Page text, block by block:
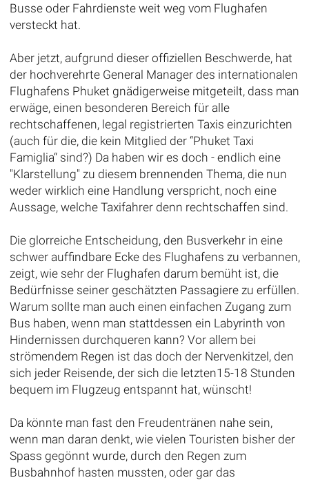
Busse oder Fahrdienste weit weg vom Flughafen
versteckt hat.
Aber jetzt, aufgrund dieser offiziellen Beschwerde, hat
der hochverehrte General Manager des internationalen
Flughafens Phuket gnädigerweise mitgeteilt, dass man
erwäge, einen besonderen Bereich für alle
rechtschaffenen, legal registrierten Taxis einzurichten
(auch für die, die kein Mitglied der “Phuket Taxi
Famiglia“ sind?) Da haben wir es doch - endlich eine
"Klarstellung" zu diesem brennenden Thema, die nun
weder wirklich eine Handlung verspricht, noch eine
Aussage, welche Taxifahrer denn rechtschaffen sind.
Die glorreiche Entscheidung, den Busverkehr in eine
schwer auffindbare Ecke des Flughafens zu verbannen,
zeigt, wie sehr der Flughafen darum bemüht ist, die
Bedürfnisse seiner geschätzten Passagiere zu erfüllen.
Warum sollte man auch einen einfachen Zugang zum
Bus haben, wenn man stattdessen ein Labyrinth von
Hindernissen durchqueren kann? Vor allem bei
strömendem Regen ist das doch der Nervenkitzel, den
sich jeder Reisende, der sich die letzten15-18 Stunden
bequem im Flugzeug entspannt hat, wünscht!
Da könnte man fast den Freudentränen nahe sein,
wenn man daran denkt, wie vielen Touristen bisher der
Spass gegönnt wurde, durch den Regen zum
Busbahnhof hasten mussten, oder gar das